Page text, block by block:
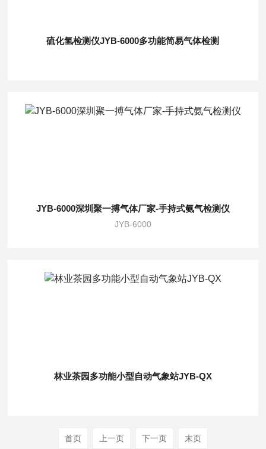
硫化氢检测仪JYB-6000多功能简易气体检测
JYB-6000深圳聚一搏气体厂家-手持式氨气检测仪
JYB-6000
林业茶园多功能小型自动气象站JYB-QX
首页 上一页 下一页 末页